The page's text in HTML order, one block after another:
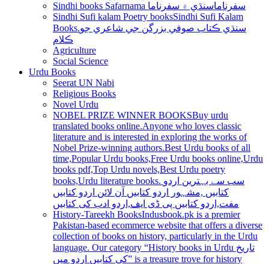
Sindhi books Safarnama سفرناماسنڌي ۾ سفرناما
Sindhi Sufi kalam Poetry booksSindhi Sufi Kalam
Books.سنڌي ڪتاب صوفي بزرگن جي شاعري جو
ڪلام
Agriculture
Social Science
Urdu Books
Seerat UN Nabi
Religious Books
Novel Urdu
NOBEL PRIZE WINNER BOOKSBuy urdu
translated books online.Anyone who loves classic
literature and is interested in exploring the works of
Nobel Prize-winning authors.Best Urdu books of all
time,Popular Urdu books,Free Urdu books online,Urdu
books pdf,Top Urdu novels,Best Urdu poetry
books,Urdu literature books. سب سے بہترین اردو
کتابیں ,مشہور اردو کتابیں آن لائن اردو کتابیں
مفت,اردو کتابیں پی ڈی ایف,اردو ادب کی کتابیں
History-Tareekh BooksIndusbook.pk is a premier
Pakistan-based ecommerce website that offers a diverse
collection of books on history, particularly in the Urdu
language. Our category “History books in Urdu تاریخ
کی کتابیں اردو میں” is a treasure trove for history